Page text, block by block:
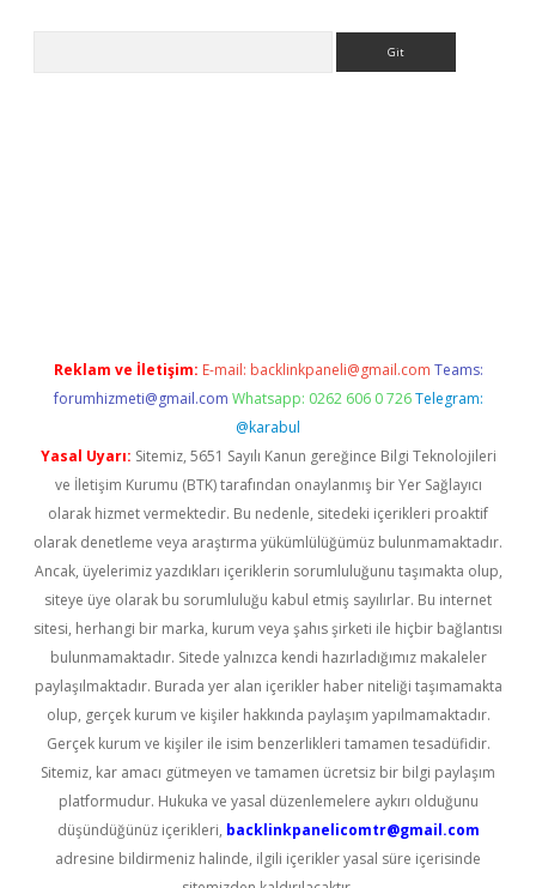
Reklam ve İletişim: E-mail: backlinkpaneli@gmail.com Teams:
forumhizmeti@gmail.com Whatsapp: 0262 606 0 726 Telegram:
@karabul
Yasal Uyarı: Sitemiz, 5651 Sayılı Kanun gereğince Bilgi Teknolojileri
ve İletişim Kurumu (BTK) tarafından onaylanmış bir Yer Sağlayıcı
olarak hizmet vermektedir. Bu nedenle, sitedeki içerikleri proaktif
olarak denetleme veya araştırma yükümlülüğümüz bulunmamaktadır.
Ancak, üyelerimiz yazdıkları içeriklerin sorumluluğunu taşımakta olup,
siteye üye olarak bu sorumluluğu kabul etmiş sayılırlar. Bu internet
sitesi, herhangi bir marka, kurum veya şahıs şirketi ile hiçbir bağlantısı
bulunmamaktadır. Sitede yalnızca kendi hazırladığımız makaleler
paylaşılmaktadır. Burada yer alan içerikler haber niteliği taşımamakta
olup, gerçek kurum ve kişiler hakkında paylaşım yapılmamaktadır.
Gerçek kurum ve kişiler ile isim benzerlikleri tamamen tesadüfidir.
Sitemiz, kar amacı gütmeyen ve tamamen ücretsiz bir bilgi paylaşım
platformudur. Hukuka ve yasal düzenlemelere aykırı olduğunu
düşündüğünüz içerikleri, backlinkpanelicomtr@gmail.com
adresine bildirmeniz halinde, ilgili içerikler yasal süre içerisinde